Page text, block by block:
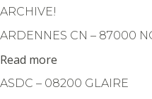
ARCHIVE!
ARDENNES CN – 87000
Read more
ASDC – 08200 GLAIRE
Panneau de gestion des